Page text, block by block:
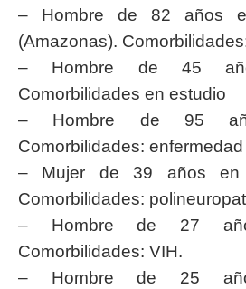
– Hombre de 82 años
(Amazonas).
– Hombre de 45
Comorbilidades en estudio
– Hombre de 95
Comorbilidades:
– Mujer de 39 años en
Comorbilidades:
– Hombre de 27
Comorbilidades: VIH.
– Hombre de 25